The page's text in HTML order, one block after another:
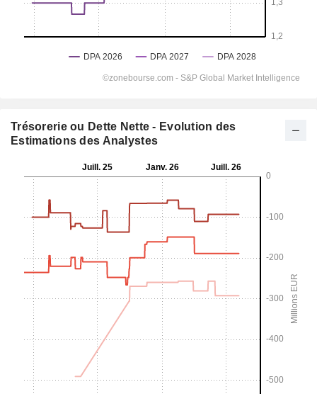
Trésorerie ou Dette Nette - Evolution des
Estimations des Analystes